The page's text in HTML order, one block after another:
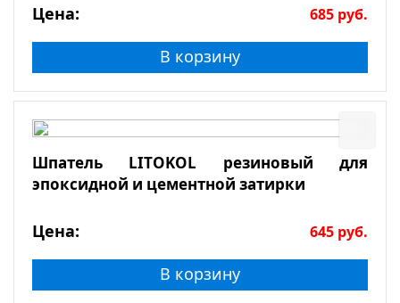
Цена: 685 руб.
В корзину
Шпатель LITOKOL резиновый для
эпоксидной и цементной затирки
Цена: 645 руб.
В корзину